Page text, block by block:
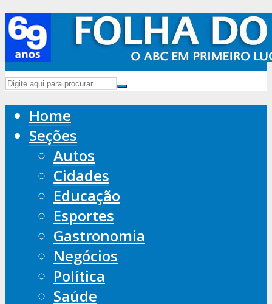
Home
Seções
Autos
Cidades
Educação
Esportes
Gastronomia
Negócios
Política
Saúde